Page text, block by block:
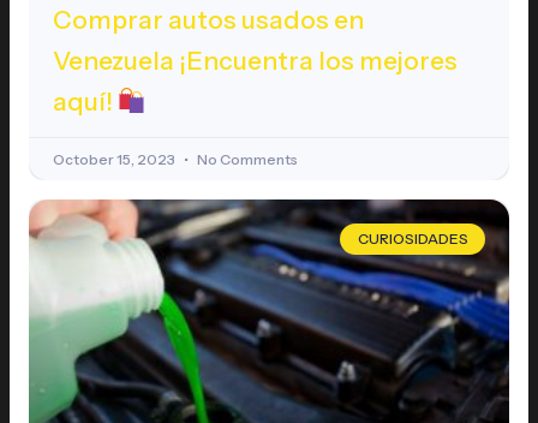
Comprar autos usados en
Venezuela ¡Encuentra los mejores
aquí!
October 15, 2023 No Comments
CURIOSIDADES